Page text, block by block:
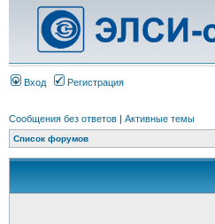
Вход Регистрация
Сообщения без ответов | Активные темы
Список форумов